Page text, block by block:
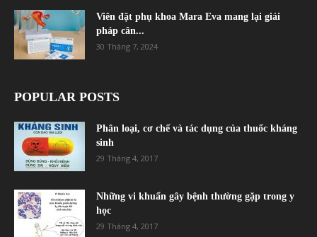
Viên đặt phụ khoa Mara Eva mang lại giải
pháp cân...
30 Tháng 7, 2024
POPULAR POSTS
Phân loại, cơ chế và tác dụng của thuốc kháng
sinh
29 Tháng 4, 2017
Những vi khuẩn gây bệnh thường gặp trong y
học
29 Tháng 4, 2017